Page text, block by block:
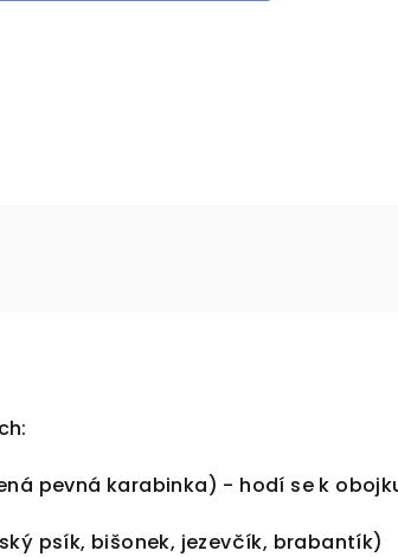
pevná karabinka) - hodí se k
psík, bišonek, jezevčík, brabantík)